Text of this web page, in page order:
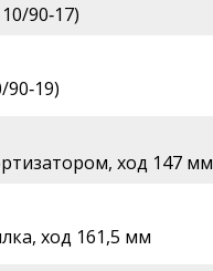
90‑17)
ход 147 мм
ход 161,5 мм